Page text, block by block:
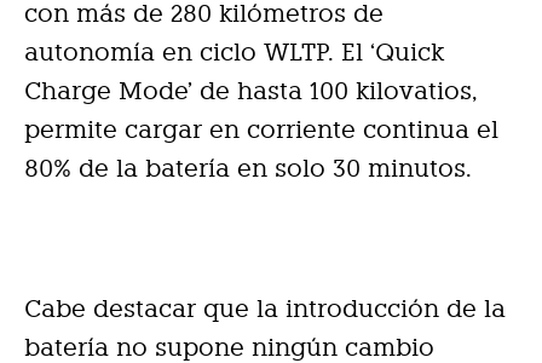
con más de 280 kilómetros de
autonomía en ciclo WLTP. El ‘Quick
Charge Mode’ de hasta 100 kilovatios,
permite cargar en corriente continua el
80% de la batería en solo 30 minutos.
Cabe destacar que la introducción de la
batería no supone ningún cambio